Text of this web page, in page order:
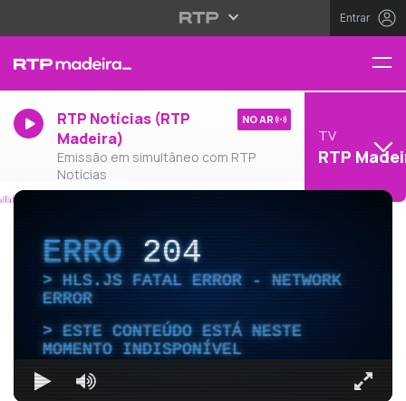
Entrar
RTP Notícias (RTP
Madeira)
Emissão em simultâneo com RTP
Notícias
NO AR
TV
RTP
ERRO204
HLS.JS FATAL ERROR - NETWORK
ERROR
ESTE CONTEÚDO ESTÁ NESTE
MOMENTO INDISPONÍVEL